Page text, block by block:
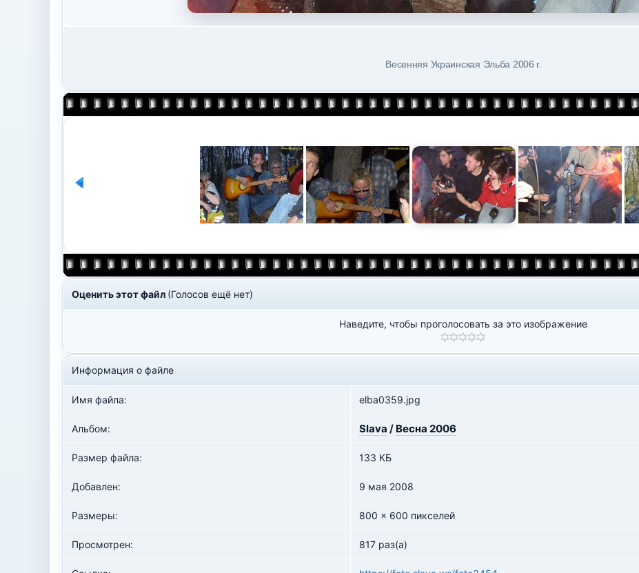
Весенняя Украинская Эльба 2006 г.
Оценить этот файл (Голосов ещё нет)
Наведите, чтобы проголосовать за это изображение
Информация о файле
Имя файла: elba0359.jpg
Альбом: Slava / Весна 2006
Размер файла: 133 КБ
Добавлен: 9 мая 2008
Размеры: 800 x 600 пикселей
Просмотрен: 817 раз(а)